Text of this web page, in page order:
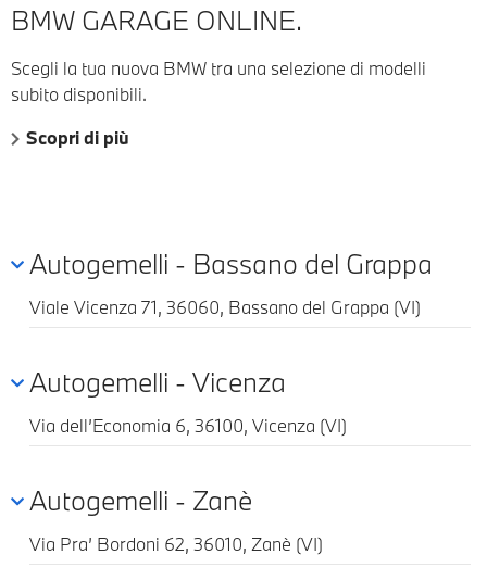
BMW GARAGE ONLINE.
Scegli la tua nuova BMW tra una selezione di modelli
subito disponibili.
Scopri di più
Autogemelli - Bassano del Grappa
Viale Vicenza 71, 36060, Bassano del Grappa (VI)
Autogemelli - Vicenza
Via dell’Economia 6, 36100, Vicenza (VI)
Autogemelli - Zanè
Via Pra’ Bordoni 62, 36010, Zanè (VI)